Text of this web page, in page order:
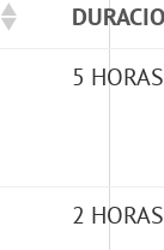
5 HORAS
2 HORAS